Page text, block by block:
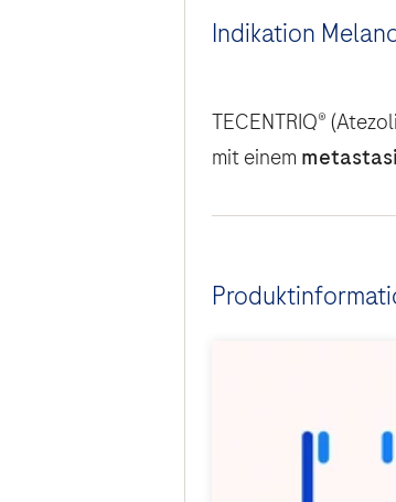
Indikation
TECENTRIQ®
mit einem